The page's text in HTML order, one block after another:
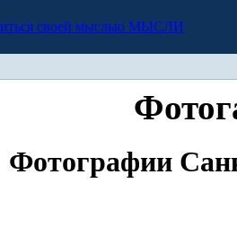
МЫСЛИ
Фотографии